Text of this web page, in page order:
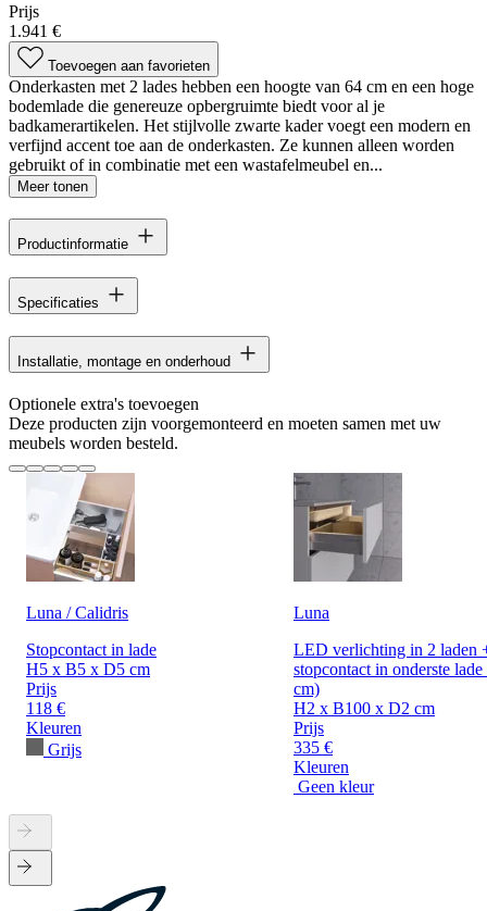
Prijs
1.941 €
Toevoegen aan favorieten
Onderkasten met 2 lades hebben een hoogte van 64 cm en een hoge
bodemlade die genereuze opbergruimte biedt voor al je
badkamerartikelen. Het stijlvolle zwarte kader voegt een modern en
verfijnd accent toe aan de onderkasten. Ze kunnen alleen worden
gebruikt of in combinatie met een wastafelmeubel en...
Meer tonen
Productinformatie
Specificaties
Installatie, montage en onderhoud
Optionele extra's toevoegen
Deze producten zijn voorgemonteerd en moeten samen met uw
meubels worden besteld.
Luna / Calidris
Stopcontact in lade
H5 x B5 x D5 cm
Prijs
118 €
Kleuren
Grijs
Luna
LED verlichting in 2 laden
stopcontact in onderste
cm)
H2 x B100 x D2 cm
Prijs
335 €
Kleuren
Geen kleur